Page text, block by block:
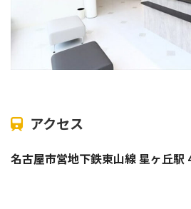
アクセス
名古屋市営地下鉄東山線 星ヶ丘駅